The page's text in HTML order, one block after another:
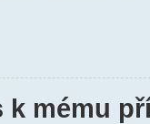
mému